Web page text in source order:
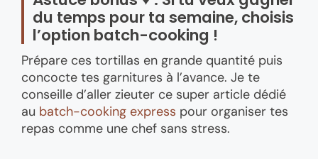
du temps pour ta semaine, choisis
l’option batch-cooking !
Prépare ces tortillas en grande quantité puis
concocte tes garnitures à l’avance. Je te
conseille d’aller zieuter ce super article dédié
au batch-cooking express pour organiser tes
repas comme une chef sans stress.